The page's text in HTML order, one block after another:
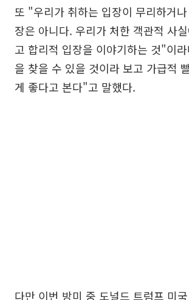
또 "우리가 취하는 입장이 무리하거
장은 아니다. 우리가 처한 객관적 사
고 합리적 입장을 이야기하는 것"이
을 찾을 수 있을 것이라 보고 가급적
게 좋다고 본다"고 말했다.
다만 이번 방미 중 도널드 트럼프 미